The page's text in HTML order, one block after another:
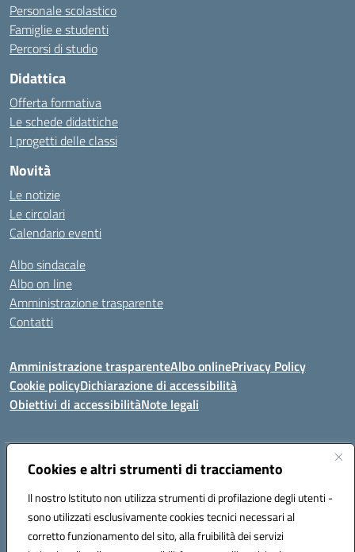
Cookies e altri strumenti di tracciamento
Il nostro Istituto non utilizza strumenti di profilazione degli utenti -
sono utilizzati esclusivamente cookies tecnici necessari al
corretto funzionamento del sito, alla fruibilità dei servizi
Personale scolastico
Famiglie e studenti
Percorsi di studio
Didattica
Offerta formativa
Le schede didattiche
I progetti delle classi
Novità
Le notizie
Le circolari
Calendario eventi
Albo sindacale
Albo on line
Amministrazione trasparente
Contatti
Amministrazione trasparenteAlbo onlinePrivacy Policy
Cookie policyDichiarazione di accessibilità
Obiettivi di accessibilitàNote legali
Indirizzo:Via Carducci Settimo San Pietro (CA)
Posta elettronica certificata (PEC):CAIC84700T@pec.istruzione.it
Codice fiscale: 92105840927
Codice meccanografico: CAIC84700T